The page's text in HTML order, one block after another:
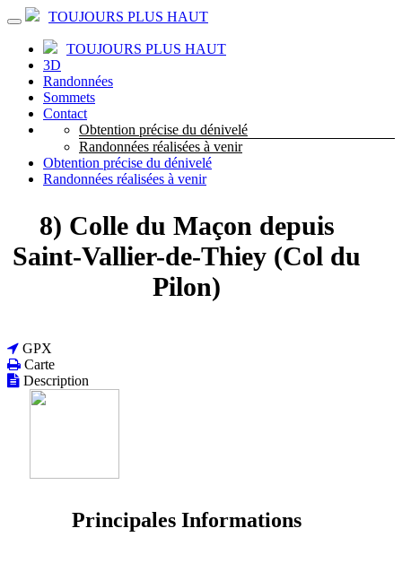
TOUJOURS PLUS HAUT
TOUJOURS PLUS HAUT
3D
Randonnées
Sommets
Contact
Obtention précise du dénivelé
Randonnées réalisées à venir
Obtention précise du dénivelé
Randonnées réalisées à venir
8) Colle du Maçon depuis
Saint-Vallier-de-Thiey (Col du
Pilon)
GPX
Carte
Description
Principales Informations